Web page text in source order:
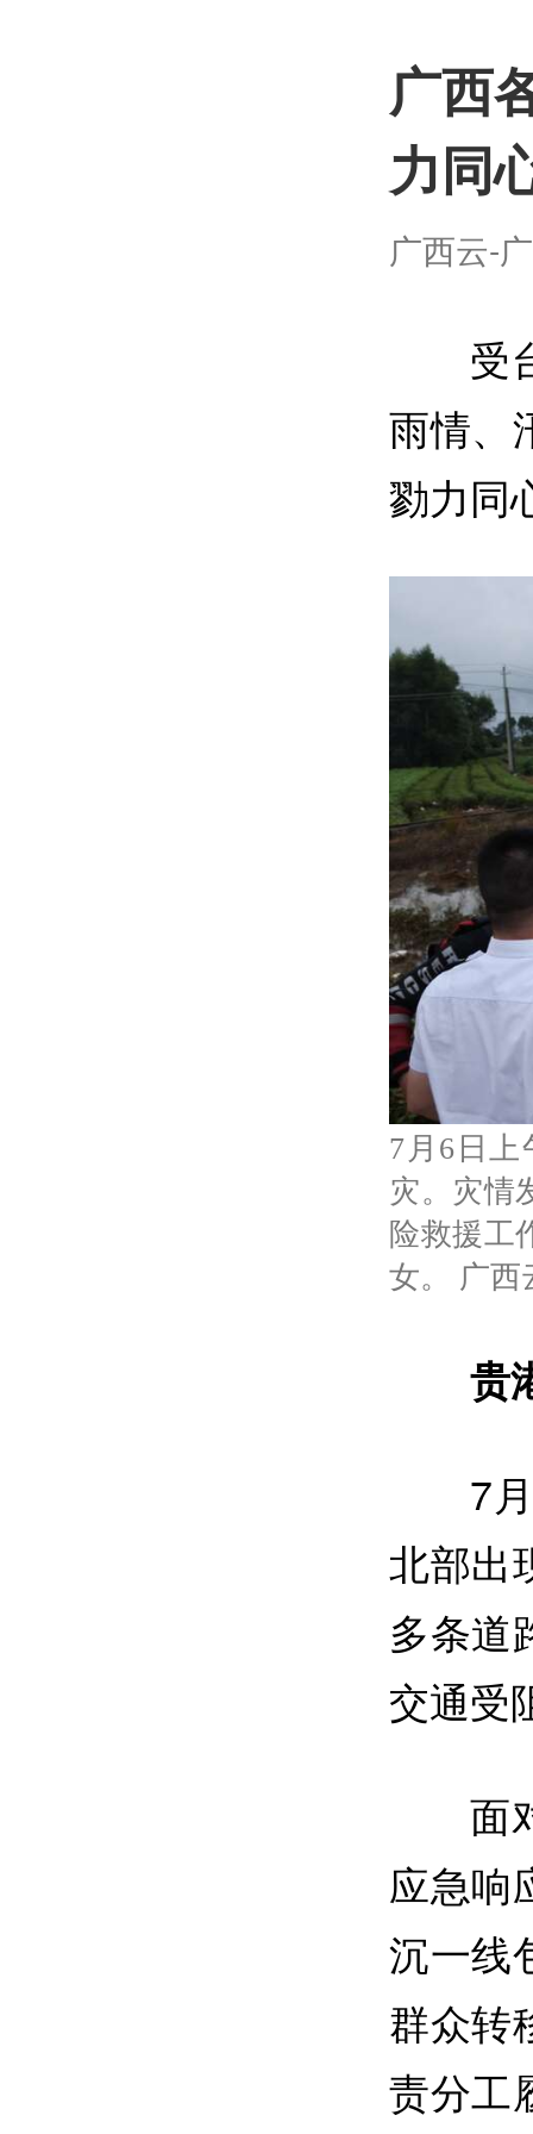
广西
力同
广西云-
受
雨情、
勠力同
7月6日
灾。灾情
险救援工
女。 广西
贵
7
北部出
多条道
交通受
面
应急响
沉一线
群众转
责分工